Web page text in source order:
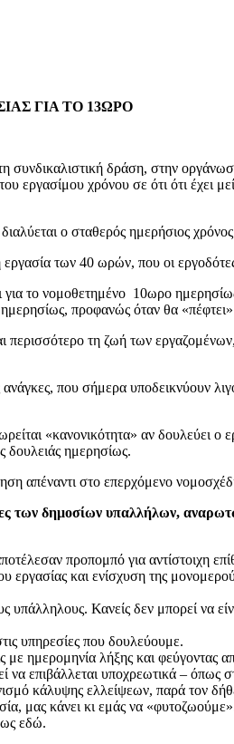
ΓΙΑ ΤΟ 13ΩΡΟ
στη συνδικαλιστική δράση,
χρόνου σε ότι ότι έχει μείνει
ο σταθερός ημερήσιος χρόνος
των 40 ωρών, που οι
το νομοθετημένο 10ωρο
ώρες εργασίας
τη ζωή των
που σήμερα υποδεικνύουν
«κανονικότητα» αν
δηλαδή μέχρι
απεργιακή απάντηση
δημοσίων υπαλλήλων,
προπομπό για αντίστοιχη
εργασίας και ενίσχυση της
υπάλληλους. Κανείς δεν μπορεί να
υπηρεσίες που δουλεύουμε.
με ημερομηνία λήξης και
επιβάλλεται υποχρεωτικά –
κάλυψης ελλείψεων, παρά τον
μας κάνει κι εμάς να
ως εδώ.